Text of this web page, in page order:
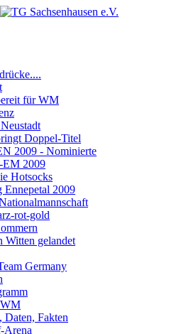
für WM
Doppel-Titel
2009 - Nominierte
EM 2009
Hotsocks
Ennepetal 2009
rot-gold
Witten gelandet
Germany
Daten, Fakten
Arena